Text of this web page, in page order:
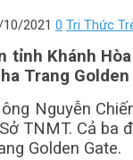
2021 0 Tri Thức
tỉnh Khánh
Trang
Nguyễn
TNMT. Cả
Golden Gate.